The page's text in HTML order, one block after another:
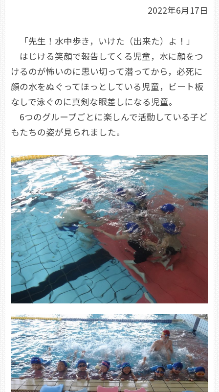
2022年6月17日
「先生！水中歩き，いけた（出来た）よ！」
はじける笑顔で報告してくる児童，水に顔をつ
けるのが怖いのに思い切って潜ってから，必死に
顔の水をぬぐってほっとしている児童，ビート板
なしで泳ぐのに真剣な眼差しになる児童。
6つのグループごとに楽しんで活動している子ど
もたちの姿が見られました。